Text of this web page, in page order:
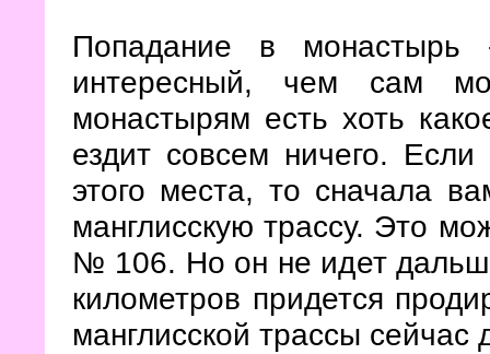
Попадание в
интересный, чем сам
монастырям есть хоть
ездит совсем ничего.
этого места, то сначала
манглисскую трассу. Это
№ 106. Но он не идет
километров придется
манглисской трассы сейчас